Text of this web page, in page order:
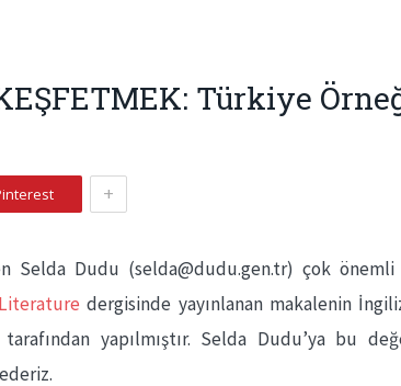
Türkiye
+
Selda Dudu (selda@dudu.gen.tr) çok
dergisinde yayınlanan makalenin
yapılmıştır. Selda Dudu’ya bu